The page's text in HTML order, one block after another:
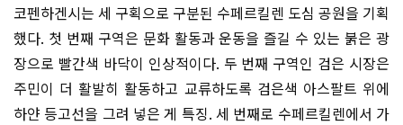
코펜하겐시는 세 구획으로 구분된 수페르킬렌 도심 공원을 기획
했다. 첫 번째 구역은 문화 활동과 운동을 즐길 수 있는 붉은 광
장으로 빨간색 바닥이 인상적이다. 두 번째 구역인 검은 시장은
주민이 더 활발히 활동하고 교류하도록 검은색 아스팔트 위에
하얀 등고선을 그려 넣은 게 특징. 세 번째로 수페르킬렌에서 가